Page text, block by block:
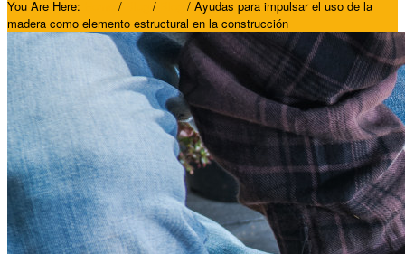
You Are Here: / / / Ayudas para impulsar el uso de la
madera como elemento estructural en la construcción